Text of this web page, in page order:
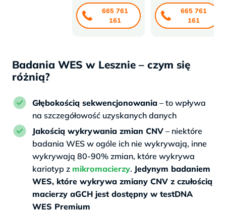
665 761
161
665 761
161
Badania WES w Lesznie – czym się
różnią?
Głębokością sekwencjonowania – to wpływa
na szczegółowość uzyskanych danych
Jakością wykrywania zmian CNV – niektóre
badania WES w ogóle ich nie wykrywają, inne
wykrywają 80-90% zmian, które wykrywa
kariotyp z mikromacierzy. Jedynym badaniem
WES, które wykrywa zmiany CNV z czułością
macierzy aGCH jest dostępny w testDNA
WES Premium